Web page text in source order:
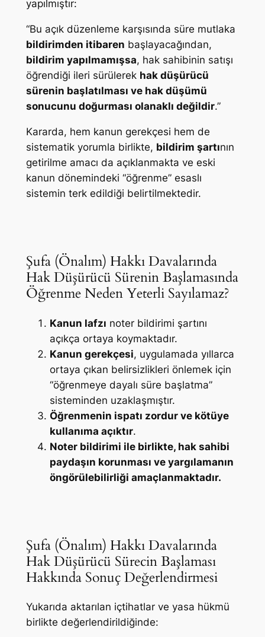
yapılmıştır:
“Bu açık düzenleme karşısında süre mutlaka
bildirimden itibaren başlayacağından,
bildirim yapılmamışsa, hak sahibinin satışı
öğrendiği ileri sürülerek hak düşürücü
sürenin başlatılması ve hak düşümü
sonucunu doğurması olanaklı değildir.”
Kararda, hem kanun gerekçesi hem de
sistematik yorumla birlikte, bildirim şartının
getirilme amacı da açıklanmakta ve eski
kanun dönemindeki “öğrenme” esaslı
sistemin terk edildiği belirtilmektedir.
Şufa (Önalım) Hakkı Davalarında
Hak Düşürücü Sürenin Başlamasında
Öğrenme Neden Yeterli Sayılamaz?
Kanun lafzı noter bildirimi şartını
açıkça ortaya koymaktadır.
Kanun gerekçesi, uygulamada yıllarca
ortaya çıkan belirsizlikleri önlemek için
“öğrenmeye dayalı süre başlatma”
sisteminden uzaklaşmıştır.
Öğrenmenin ispatı zordur ve kötüye
kullanıma açıktır.
Noter bildirimi ile birlikte, hak sahibi
paydaşın korunması ve yargılamanın
öngörülebilirliği amaçlanmaktadır.
Şufa (Önalım) Hakkı Davalarında
Hak Düşürücü Sürecin Başlaması
Hakkında Sonuç Değerlendirmesi
Yukarıda aktarılan içtihatlar ve yasa hükmü
birlikte değerlendirildiğinde: